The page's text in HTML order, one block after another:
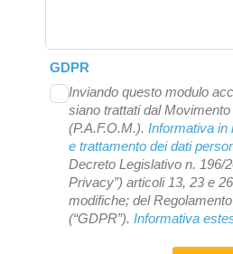
GDPR
Inviando questo modulo
siano trattati dal
(P.A.F.O.M.). Informativa in
e trattamento dei dati
Decreto Legislativo n. 196/
Privacy”) articoli 13, 23 e
modifiche; del
(“GDPR”). Informativa